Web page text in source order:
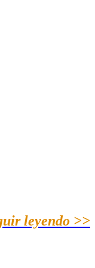
leyendo >>